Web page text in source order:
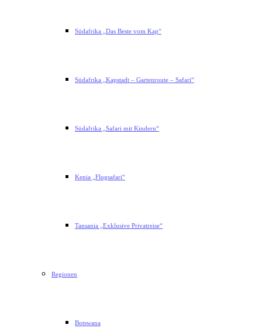
Südafrika „Das Beste vom Kap“
Südafrika „Kapstadt – Gartenroute – Safari“
Südafrika „Safari mit Kindern“
Kenia „Flugsafari“
Tansania „Exklusive Privatreise“
Regionen
Botswana